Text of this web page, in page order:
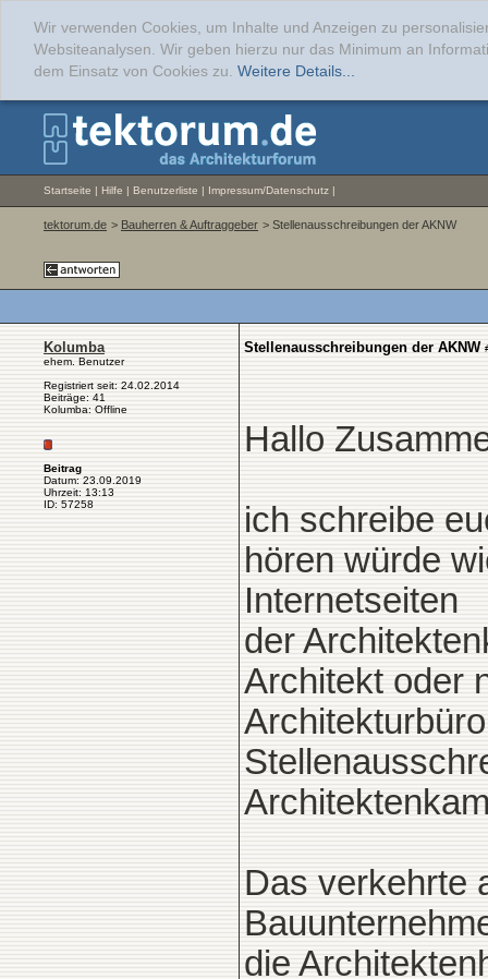
Wir verwenden Cookies, um Inhalte und Anzeigen zu
Websiteanalysen. Wir geben hierzu nur das Minimum an
dem Einsatz von Cookies zu. Weitere Details...
Startseite | Hilfe | Benutzerliste | Impressum/Datenschutz |
tektorum.de > Bauherren & Auftraggeber > Stellenausschreibungen der AKNW
Kolumba
ehem. Benutzer
Registriert seit: 24.02.2014
Beiträge: 41
Kolumba: Offline
Beitrag
Datum: 23.09.2019
Uhrzeit: 13:13
ID: 57258
Stellenausschreibungen der AKNW
Hallo
ich schreibe
hören würde
Internetseiten
der
Architekt oder
Das verkehrte
die